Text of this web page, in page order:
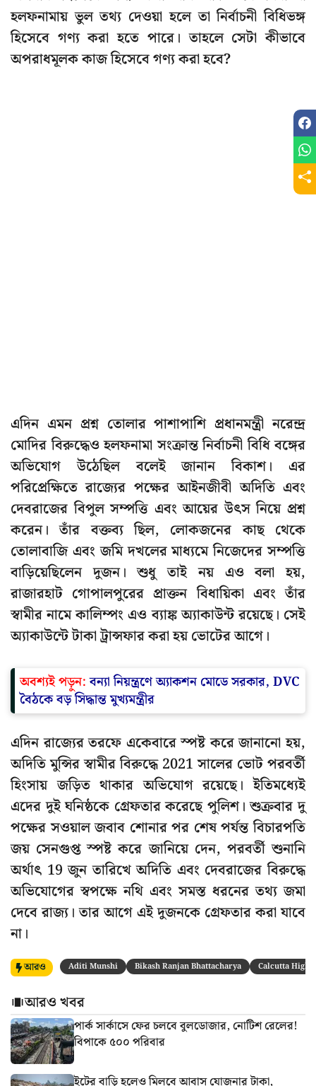
হলফনামায় ভুল তথ্য দেওয়া হলে তা নির্বাচনী বিধিভঙ্গ
হিসেবে গণ্য করা হতে পারে। তাহলে সেটা কীভাবে
অপরাধমূলক কাজ হিসেবে গণ্য করা হবে?
এদিন এমন প্রশ্ন তোলার পাশাপাশি প্রধানমন্ত্রী নরেন্দ্র
মোদির বিরুদ্ধেও হলফনামা সংক্রান্ত নির্বাচনী বিধি বঙ্গের
অভিযোগ উঠেছিল বলেই জানান বিকাশ। এর
পরিপ্রেক্ষিতে রাজ্যের পক্ষের আইনজীবী অদিতি এবং
দেবরাজের বিপুল সম্পত্তি এবং আয়ের উৎস নিয়ে প্রশ্ন
করেন। তাঁর বক্তব্য ছিল, লোকজনের কাছ থেকে
তোলাবাজি এবং জমি দখলের মাধ্যমে নিজেদের সম্পত্তি
বাড়িয়েছিলেন দুজন। শুধু তাই নয় এও বলা হয়,
রাজারহাট গোপালপুরের প্রাক্তন বিধায়িকা এবং তাঁর
স্বামীর নামে কালিম্পং এও ব্যাঙ্ক অ্যাকাউন্ট রয়েছে। সেই
অ্যাকাউন্টে টাকা ট্রান্সফার করা হয় ভোটের আগে।
অবশ্যই পড়ুন:বন্যা নিয়ন্ত্রণে অ্যাকশন মোডে সরকার, DVC
বৈঠকে বড় সিদ্ধান্ত মুখ্যমন্ত্রীর
এদিন রাজ্যের তরফে একেবারে স্পষ্ট করে জানানো হয়,
অদিতি মুন্সির স্বামীর বিরুদ্ধে 2021 সালের ভোট পরবর্তী
হিংসায় জড়িত থাকার অভিযোগ রয়েছে। ইতিমধ্যেই
এদের দুই ঘনিষ্ঠকে গ্রেফতার করেছে পুলিশ। শুক্রবার দু
পক্ষের সওয়াল জবাব শোনার পর শেষ পর্যন্ত বিচারপতি
জয় সেনগুপ্ত স্পষ্ট করে জানিয়ে দেন, পরবর্তী শুনানি
অর্থাৎ 19 জুন তারিখে অদিতি এবং দেবরাজের বিরুদ্ধে
অভিযোগের স্বপক্ষে নথি এবং সমস্ত ধরনের তথ্য জমা
দেবে রাজ্য। তার আগে এই দুজনকে গ্রেফতার করা যাবে
না।
আরও Aditi Munshi Bikash Ranjan Bhattacharya Calcutta High
আরও খবর
পার্ক সার্কাসে ফের চলবে বুলডোজার, নোটিশ রেলের!
বিপাকে ৫০০ পরিবার
ইটের বাড়ি হলেও মিলবে আবাস যোজনার টাকা,